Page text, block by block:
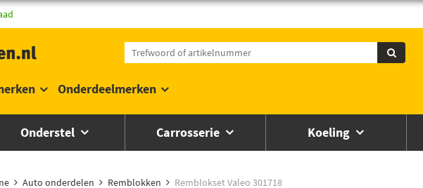
*
Onderdeelmerken
Onderstel Carrosserie Koeling
Auto onderdelen Remblokken Remblokset Valeo 301718